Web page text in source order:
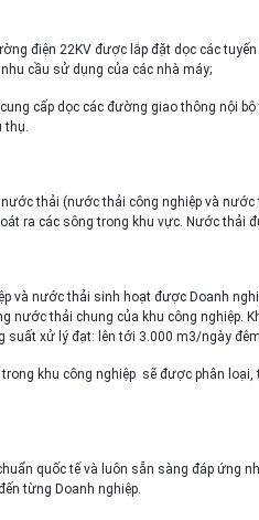
điện 22KV được lắp đặt dọc các
cầu sử dụng của các nhà máy;
cấp dọc các đường giao thông nội
thụ.
thải (nước thải công nghiệp và
ra các sông trong khu vực. Nước thải
và nước thải sinh hoạt được Doanh
nước thải chung của khu công nghiệp.
suất xử lý đạt: lên tới 3.000 m3/ngày
khu công nghiệp sẽ được phân
quốc tế và luôn sẵn sàng đáp ứng
từng Doanh nghiệp.